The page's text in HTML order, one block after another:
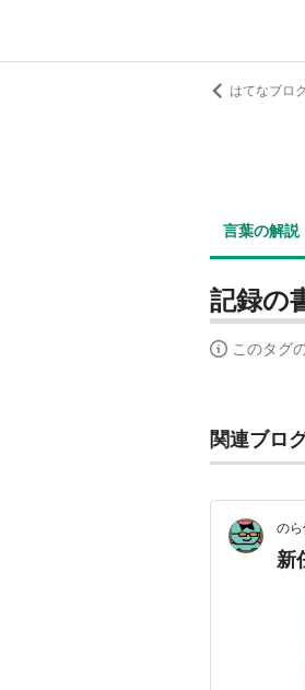
はてなブロ
言葉の解説
記録の
このタグ
関連ブロ
の
新